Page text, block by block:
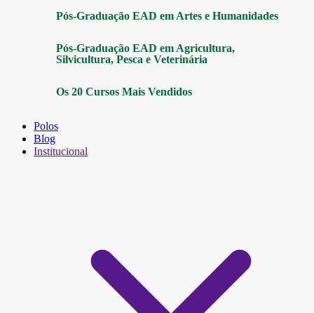
Pós-Graduação EAD em Artes e Humanidades
Pós-Graduação EAD em Agricultura,
Silvicultura, Pesca e Veterinária
Os 20 Cursos Mais Vendidos
Polos
Blog
Institucional